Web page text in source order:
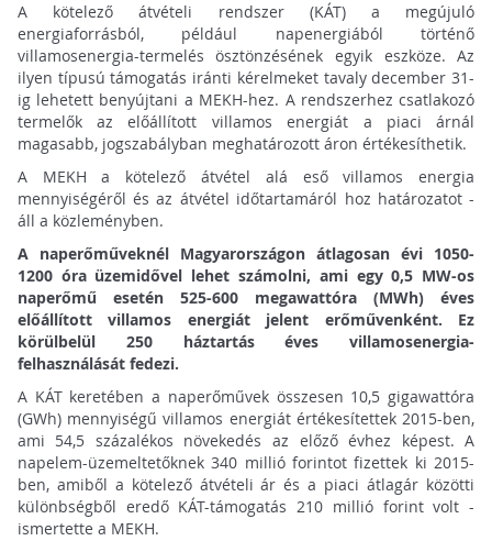
A kötelező átvételi rendszer (KÁT) a megújuló
energiaforrásból, például napenergiából történő
villamosenergia-termelés ösztönzésének egyik eszköze. Az
ilyen típusú támogatás iránti kérelmeket tavaly december 31-
ig lehetett benyújtani a MEKH-hez. A rendszerhez csatlakozó
termelők az előállított villamos energiát a piaci árnál
magasabb, jogszabályban meghatározott áron értékesíthetik.
A MEKH a kötelező átvétel alá eső villamos energia
mennyiségéről és az átvétel időtartamáról hoz határozatot -
áll a közleményben.
A naperőműveknél Magyarországon átlagosan évi 1050-
1200 óra üzemidővel lehet számolni, ami egy 0,5 MW-os
naperőmű esetén 525-600 megawattóra (MWh) éves
előállított villamos energiát jelent erőművenként. Ez
körülbelül 250 háztartás éves villamosenergia-
felhasználását fedezi.
A KÁT keretében a naperőművek összesen 10,5 gigawattóra
(GWh) mennyiségű villamos energiát értékesítettek 2015-ben,
ami 54,5 százalékos növekedés az előző évhez képest. A
napelem-üzemeltetőknek 340 millió forintot fizettek ki 2015-
ben, amiből a kötelező átvételi ár és a piaci átlagár közötti
különbségből eredő KÁT-támogatás 210 millió forint volt -
ismertette a MEKH.